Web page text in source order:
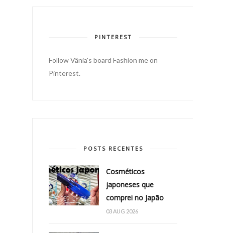
PINTEREST
Follow Vânia's board Fashion me on
Pinterest.
POSTS RECENTES
Cosméticos
japoneses que
comprei no Japão
03 AUG 2026